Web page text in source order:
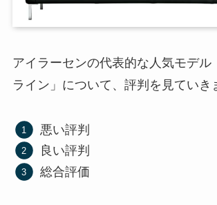
アイラーセンの代表的な人気モデル
ライン」について、評判を見ていき
悪い評判
良い評判
総合評価